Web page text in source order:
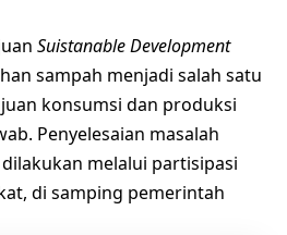
Suistanable Development
sampah menjadi salah satu
konsumsi dan produksi
Penyelesaian masalah
melalui partisipasi
di samping pemerintah